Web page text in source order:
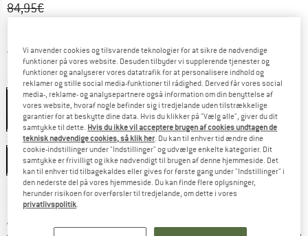
Original pris :
84,95€
Pris:
Gratis forsendelse(DK)Danmark. Oplysninger om
Farve:Black / Orange
Black / Orange
10%
Størrelse:One Size
One Size
Leveringstid: 4-6 arbejdsdageLinket åbnes i en infoboks og indeholder
Kun 1 på lager!
Antal:
Vi anvender cookies og tilsvarende teknologier for at sikre de nødvendige
funktioner på vores website. Desuden tilbyder vi supplerende tjenester og
funktioner og analyserer vores datatrafik for at personalisere indhold og
reklamer og stille social media-funktioner til rådighed. Derved får vores social
media-, reklame- og analysepartnere også information om din benyttelse af
vores website, hvoraf nogle befinder sig i tredjelande uden tilstrækkelige
garantier for at beskytte dine data. Hvis du klikker på "Vælg alle", giver du dit
samtykke til dette. Hvis du ikke vil acceptere brugen af cookies undtagen de
teknisk nødvendige cookies, så klik her. Du kan til enhver tid ændre dine
cookie-indstillinger under "Indstillinger" og udvælge enkelte kategorier. Dit
samtykke er frivilligt og ikke nødvendigt til brugen af denne hjemmeside. Det
kan til enhver tid tilbagekaldes eller gives for første gang under "Indstillinger" i
den nederste del på vores hjemmeside. Du kan finde flere oplysninger,
herunder risikoen for overførsler til tredjelande, om dette i vores
privatlivspolitik.